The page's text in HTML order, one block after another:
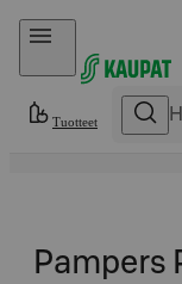
Hyppää sisältöön
Tuotteet
Pampers